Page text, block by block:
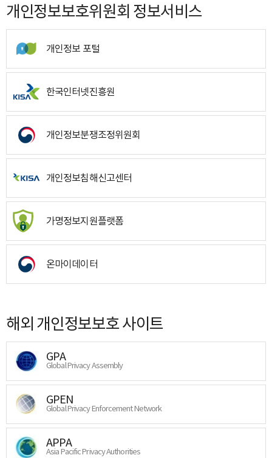
개인정보보호위원회 정보서비스
개인정보 포털
한국인터넷진흥원
개인정보분쟁조정위원회
개인정보침해신고센터
가명정보지원플랫폼
온마이데이터
해외 개인정보보호 사이트
GPA
Global Privacy Assembly
GPEN
Global Privacy Enforcement Network
APPA
Asia Pacific Privacy Authorities